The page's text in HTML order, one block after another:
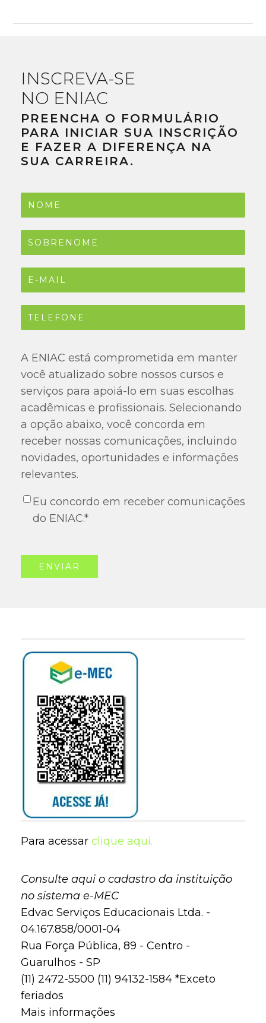
INSCREVA-SE
NO ENIAC
PREENCHA O FORMULÁRIO
PARA INICIAR SUA INSCRIÇÃO
E FAZER A DIFERENÇA NA
SUA CARREIRA.
A ENIAC está comprometida em manter
você atualizado sobre nossos cursos e
serviços para apoiá-lo em suas escolhas
acadêmicas e profissionais. Selecionando
a opção abaixo, você concorda em
receber nossas comunicações, incluindo
novidades, oportunidades e informações
relevantes.
Eu concordo em receber comunicações
do ENIAC.*
Para acessar clique aqui.
Consulte aqui o cadastro da instituição
no sistema e-MEC
Edvac Serviços Educacionais Ltda. -
04.167.858/0001-04
Rua Força Pública, 89 - Centro -
Guarulhos - SP
(11) 2472-5500 (11) 94132-1584 *Exceto
feriados
Mais informações